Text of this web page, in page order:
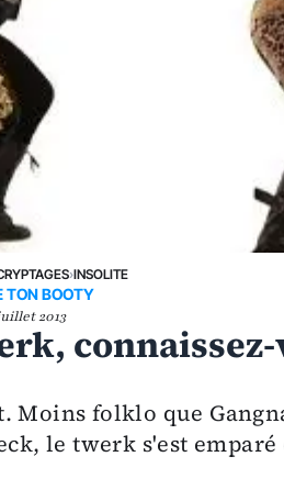
›INSOLITE
TON BOOTY
2013
Moins folklo que
le twerk s'est emparé